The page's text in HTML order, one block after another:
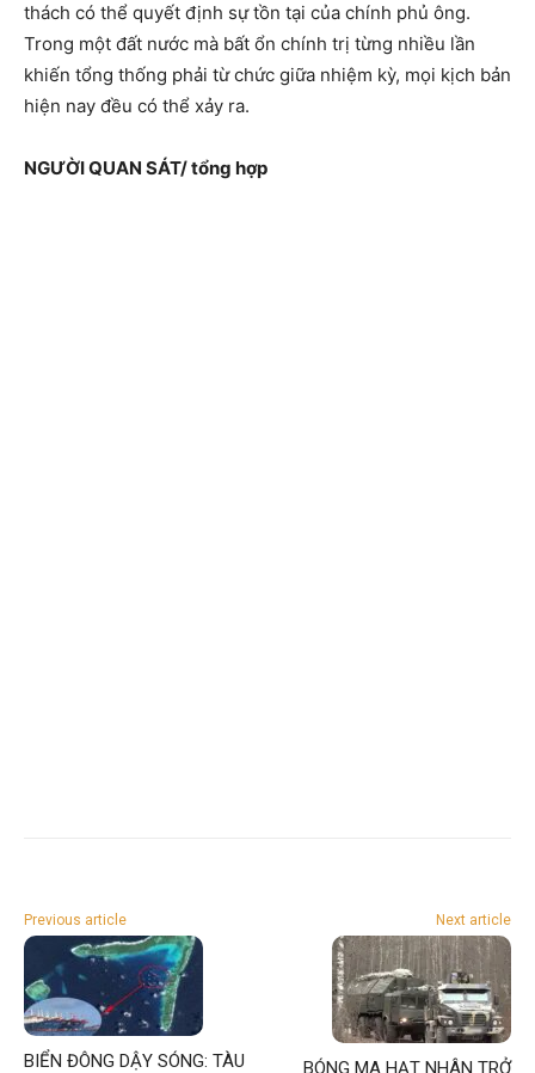
thách có thể quyết định sự tồn tại của chính phủ ông.
Trong một đất nước mà bất ổn chính trị từng nhiều lần
khiến tổng thống phải từ chức giữa nhiệm kỳ, mọi kịch bản
hiện nay đều có thể xảy ra.
NGƯỜI QUAN SÁT/ tổng hợp
Previous article
BIỂN ĐÔNG DẬY SÓNG: TÀU
Next article
BÓNG MA HẠT NHÂN TRỞ